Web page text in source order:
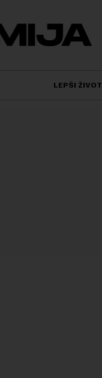
LEPŠI ŽIVOT